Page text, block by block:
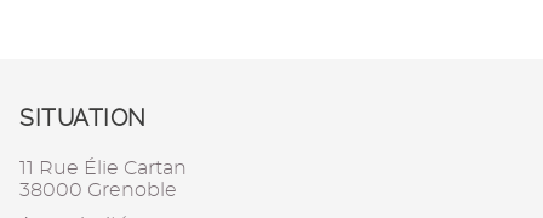
SITUATION
11 Rue Élie Cartan
38000 Grenoble